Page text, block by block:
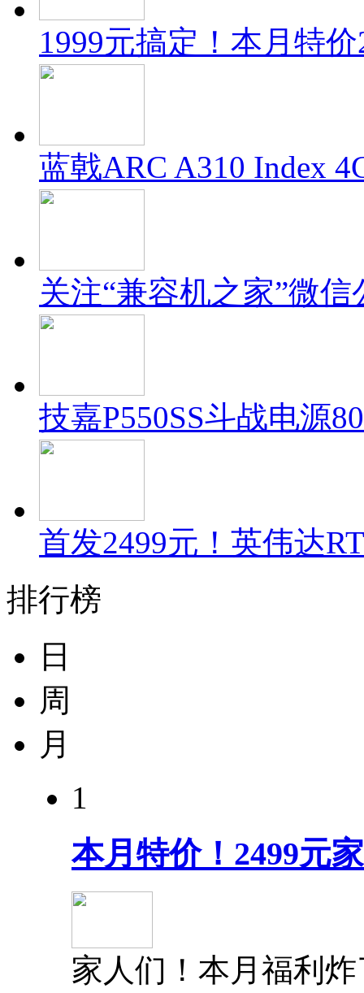
1999元搞定！本月特
蓝戟ARC A310 Index
关注“兼容机之家”微
技嘉P550SS斗战电源
首发2499元！英伟达
排行榜
日
周
月
1
本月特价！2499元
家人们！本月福利